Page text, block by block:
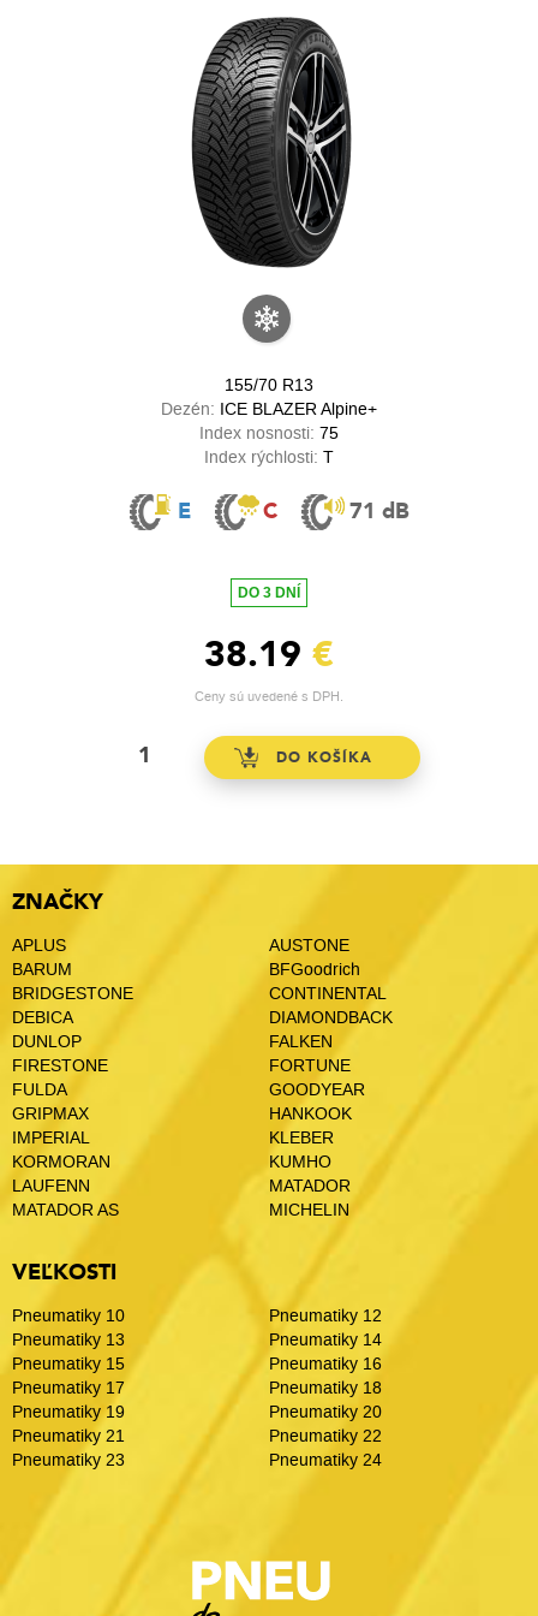
155/70 R13
Dezén: ICE BLAZER Alpine+
Index nosnosti: 75
Index rýchlosti: T
E C 71 dB
DO 3 DNÍ
38.19 €
Ceny sú uvedené s DPH.
ZNAČKY
APLUS
AUSTONE
BARUM
BFGoodrich
BRIDGESTONE
CONTINENTAL
DEBICA
DIAMONDBACK
DUNLOP
FALKEN
FIRESTONE
FORTUNE
FULDA
GOODYEAR
GRIPMAX
HANKOOK
IMPERIAL
KLEBER
KORMORAN
KUMHO
LAUFENN
MATADOR
MATADOR AS
MICHELIN
VEĽKOSTI
Pneumatiky 10
Pneumatiky 12
Pneumatiky 13
Pneumatiky 14
Pneumatiky 15
Pneumatiky 16
Pneumatiky 17
Pneumatiky 18
Pneumatiky 19
Pneumatiky 20
Pneumatiky 21
Pneumatiky 22
Pneumatiky 23
Pneumatiky 24